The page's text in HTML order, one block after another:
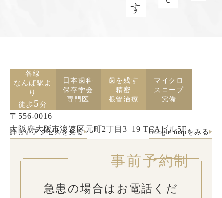
各線
なんば駅よ
り
徒歩5分
日本歯科
保存学会
専門医
歯を残す
精密
根管治療
マイクロ
スコープ
完備
〒556-0016
大阪府大阪市浪速区元町2丁目3−19 TCAビル5F
詳しいアクセスを見る Google mapをみる
事前予約制
急患の場合はお電話くだ